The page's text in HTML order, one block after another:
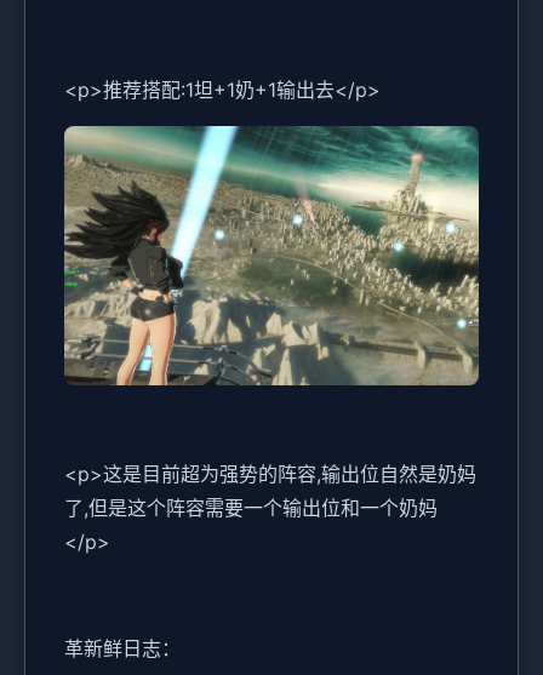
<p>推荐搭配:1坦+1奶+1输出去</p>
<p>这是目前超为强势的阵容,输出位自然是奶妈
了,但是这个阵容需要一个输出位和一个奶妈
</p>
革新鲜日志：